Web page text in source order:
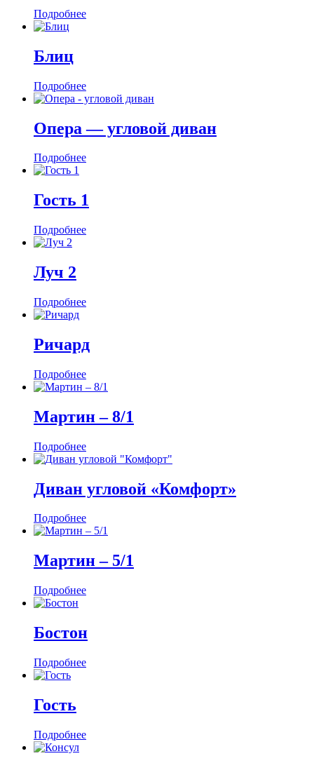
Подробнее
Блиц
Подробнее
Опера — угловой диван
Подробнее
Гость 1
Подробнее
Луч 2
Подробнее
Ричард
Подробнее
Мартин ‒ 8/1
Подробнее
Диван угловой «Комфорт»
Подробнее
Мартин ‒ 5/1
Подробнее
Бостон
Подробнее
Гость
Подробнее